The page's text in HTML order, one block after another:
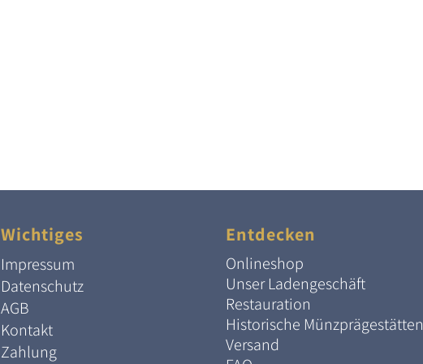
Wichtiges
Impressum
Datenschutz
AGB
Kontakt
Zahlung
Entdecken
Onlineshop
Unser Ladengeschäft
Restauration
Historische Münzprägestätten
Versand